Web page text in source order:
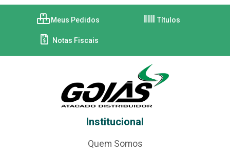
Meus Pedidos Títulos
Notas Fiscais
Institucional
Quem Somos